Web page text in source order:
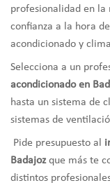
profesionalidad en
confianza a la hora
acondicionado y
Selecciona a un
acondicionado en
hasta un sistema de
sistemas de
Pide presupuesto al
Badajozque más te
distintos